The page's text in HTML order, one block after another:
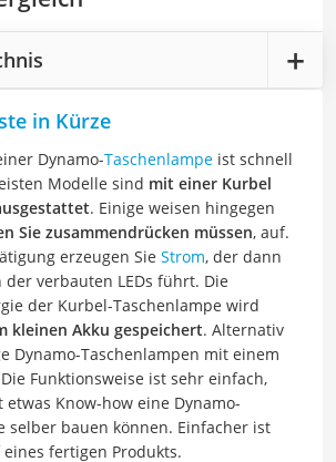
in Kürze
Dynamo-Taschenlampe ist schnell
Modelle sind mit einer Kurbel
. Einige weisen hingegen
Sie zusammendrücken müssen, auf.
erzeugen Sie Strom, der dann
der verbauten LEDs führt. Die
der Kurbel-Taschenlampe wird
kleinen Akku gespeichert. Alternativ
Dynamo-Taschenlampen mit einem
Funktionsweise ist sehr einfach,
etwas Know-how eine Dynamo-
selber bauen können. Einfacher ist
fertigen Produkts.